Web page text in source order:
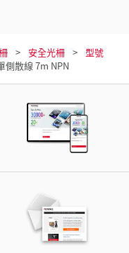
安全光柵
型號
側散線 7m NPN